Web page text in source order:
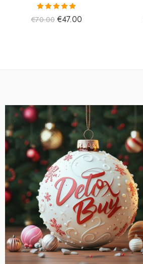
5 üzerinden
5.00oy aldı
€70.00 €47.00